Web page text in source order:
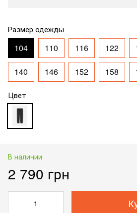
Размер одежды
104 110 116 122
140 146 152 158
Цвет
В наличии
2 790 грн